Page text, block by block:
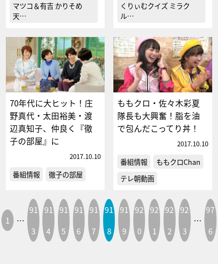
マツコ＆有吉 かりそめ
天…
くりぃむクイズ ミラク
ル…
70年代に大ヒット！庄
野真代・太田裕美・渡
辺真知子、仲良く『徹
子の部屋』に
2017.10.10
番組情報 徹子の部屋
ももクロ・佐々木彩夏
隊長も大興奮！脂を油
で包んだこってり丼！
2017.10.10
番組情報
ももクロChan
テレ朝動画
1 …
91
3
91
4
91
5
91
6
91
7
91
8
91
9
92
0
92
1
92
2
92
3
…
97
6